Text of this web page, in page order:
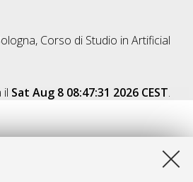
Corso di Studio in Artificial
il Sat Aug 8 08:47:31 2026 CEST.